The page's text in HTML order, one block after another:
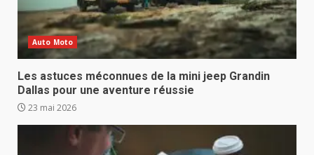
Auto Moto
Les astuces méconnues de la mini jeep Grandin
Dallas pour une aventure réussie
23 mai 2026